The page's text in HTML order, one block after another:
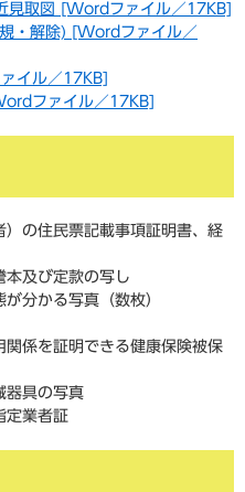
見取図 [Wordファイル／17KB]
・解除) [Wordファイル／
イル／17KB]
ファイル／17KB]
）の住民票記載事項証明書、経
本及び定款の写し
分かる写真（数枚）
係を証明できる健康保険被保
器具の写真
定業者証